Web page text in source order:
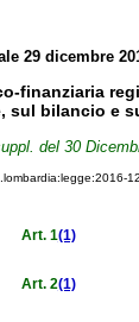
29 dicembre
finanziaria
bilancio e
del 30
Art. 1(1)
Art. 2(1)